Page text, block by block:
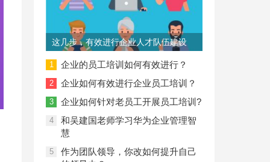
这几步，有效进行企业人才队伍建设
1 企业的员工培训如何有效进行？
2 企业如何有效进行企业员工培训？
3 企业如何针对老员工开展员工培训?
4
和吴建国老师学习华为企业管理智
慧
5
作为团队领导，你改如何提升自己